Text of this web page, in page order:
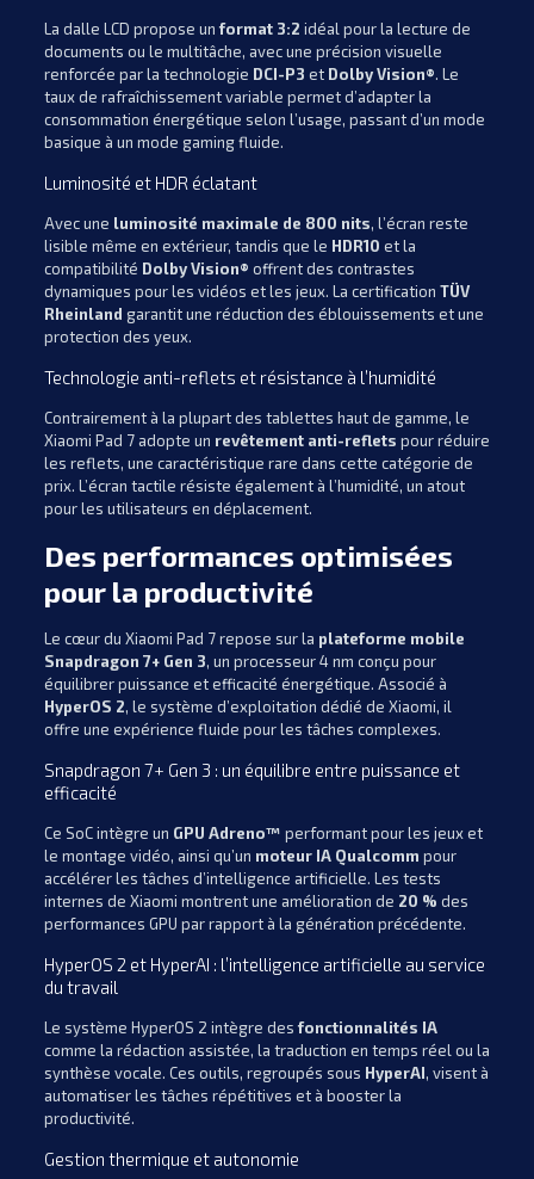
La dalle LCD propose unformat 3:2 idéal pour la lecture de
documents ou le multitâche, avec une précision visuelle
renforcée par la technologie DCI-P3 et Dolby Vision®. Le
taux de rafraîchissement variable permet d’adapter la
consommation énergétique selon l’usage, passant d’un mode
basique à un mode gaming fluide.
Luminosité et HDR éclatant
Avec une luminosité maximale de 800 nits, l’écran reste
lisible même en extérieur, tandis que le HDR10 et la
compatibilité Dolby Vision® offrent des contrastes
dynamiques pour les vidéos et les jeux. La certification TÜV
Rheinland garantit une réduction des éblouissements et une
protection des yeux.
Technologie anti-reflets et résistance à l’humidité
Contrairement à la plupart des tablettes haut de gamme, le
Xiaomi Pad 7 adopte un revêtement anti-reflets pour réduire
les reflets, une caractéristique rare dans cette catégorie de
prix. L’écran tactile résiste également à l’humidité, un atout
pour les utilisateurs en déplacement.
Des performances optimisées
pour la productivité
Le cœur du Xiaomi Pad 7 repose sur la plateforme mobile
Snapdragon 7+ Gen 3, un processeur 4 nm conçu pour
équilibrer puissance et efficacité énergétique. Associé à
HyperOS 2, le système d’exploitation dédié de Xiaomi, il
offre une expérience fluide pour les tâches complexes.
Snapdragon 7+ Gen 3 : un équilibre entre puissance et
efficacité
Ce SoC intègre un GPU Adreno™ performant pour les jeux et
le montage vidéo, ainsi qu’un moteur IA Qualcomm pour
accélérer les tâches d’intelligence artificielle. Les tests
internes de Xiaomi montrent une amélioration de 20 % des
performances GPU par rapport à la génération précédente.
HyperOS 2 et HyperAI : l’intelligence artificielle au service
du travail
Le système HyperOS 2 intègre desfonctionnalités IA
comme la rédaction assistée, la traduction en temps réel ou la
synthèse vocale. Ces outils, regroupés sous HyperAI, visent à
automatiser les tâches répétitives et à booster la
productivité.
Gestion thermique et autonomie